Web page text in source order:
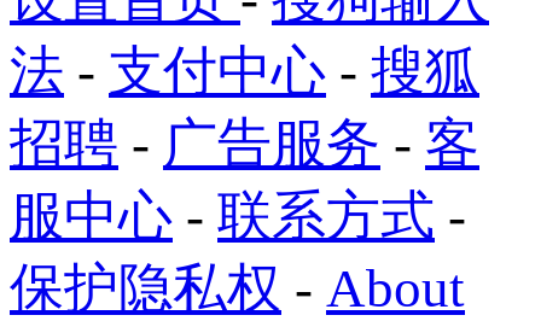
法 - 支付中心 - 搜狐
招聘 - 广告服务 - 客
服中心 - 联系方式 -
保护隐私权 - About